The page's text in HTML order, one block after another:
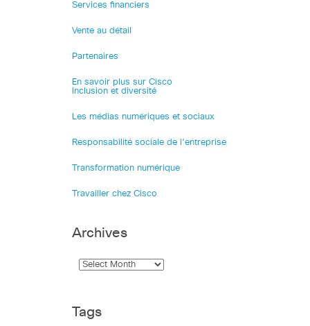
Services financiers
Vente au détail
Partenaires
En savoir plus sur Cisco
Inclusion et diversité
Les médias numériques et sociaux
Responsabilité sociale de l’entreprise
Transformation numérique
Travailler chez Cisco
Archives
Tags